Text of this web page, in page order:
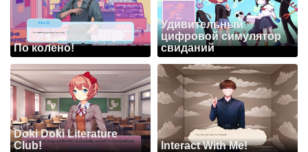
По колено!
Удивительный
цифровой симулятор
свиданий
Doki Doki Literature
Club!
Interact With Me!